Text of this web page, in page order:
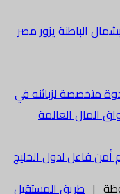
الباطنة يزور مصر
متخصصة لزبائنه في
المال العالمة
أمن فاعل لدول الخليج
طريق المستقبل